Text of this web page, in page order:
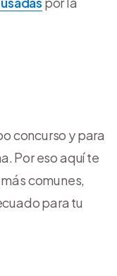
concurso y para
Por eso aquí te
comunes,
para tu